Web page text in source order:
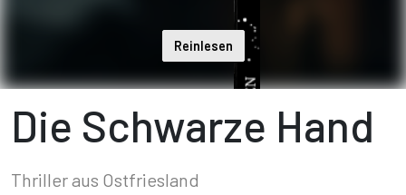
Reinlesen
Die Schwarze Hand
Thriller aus Ostfriesland